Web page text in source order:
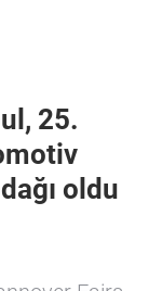
25.
oldu